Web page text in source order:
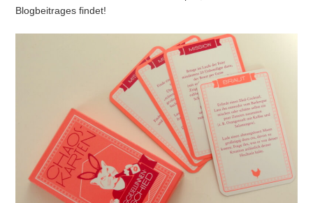
Blogbeitrages findet!